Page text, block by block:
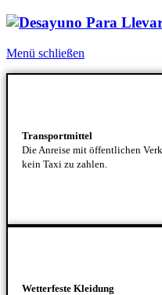
Menü schließen
Transportmittel
Die Anreise mit öffentlichen
kein Taxi zu zahlen.
Wetterfeste Kleidung